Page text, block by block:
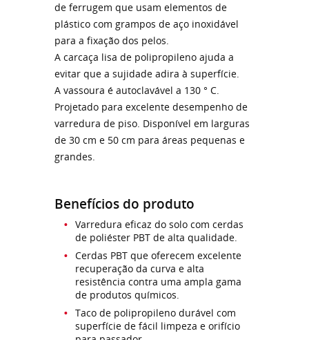
de ferrugem que usam elementos de
plástico com grampos de aço inoxidável
para a fixação dos pelos.
A carcaça lisa de polipropileno ajuda a
evitar que a sujidade adira à superfície.
A vassoura é autoclavável a 130 ° C.
Projetado para excelente desempenho de
varredura de piso. Disponível em larguras
de 30 cm e 50 cm para áreas pequenas e
grandes.
Benefícios do produto
Varredura eficaz do solo com cerdas
de poliéster PBT de alta qualidade.
Cerdas PBT que oferecem excelente
recuperação da curva e alta
resistência contra uma ampla gama
de produtos químicos.
Taco de polipropileno durável com
superfície de fácil limpeza e orifício